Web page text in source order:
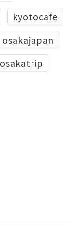
kyotocafe
osakajapan
osakatrip